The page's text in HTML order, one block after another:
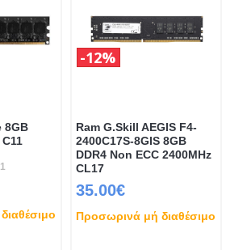
8GB
Ram G.Skill AEGIS F4-
2400C17S-8GIS 8GB
DDR4 Non ECC 2400MHz
CL17
35.00€
12%
Προσωρινά μή διαθέσιμο